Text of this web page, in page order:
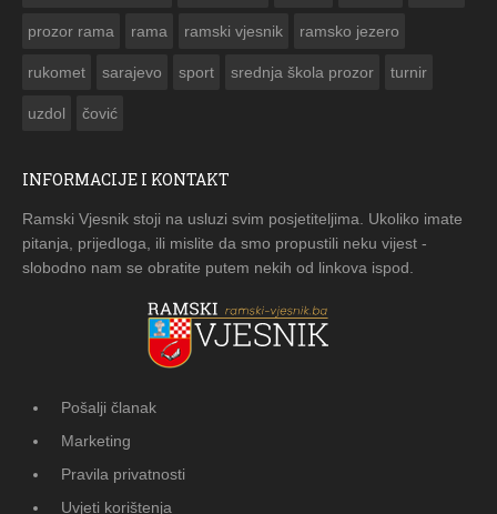
prozor rama rama ramski vjesnik ramsko jezero
rukomet sarajevo sport srednja škola prozor turnir
uzdol čović
INFORMACIJE I KONTAKT
Ramski Vjesnik stoji na usluzi svim posjetiteljima. Ukoliko imate
pitanja, prijedloga, ili mislite da smo propustili neku vijest -
slobodno nam se obratite putem nekih od linkova ispod.
Pošalji članak
Marketing
Pravila privatnosti
Uvjeti korištenja